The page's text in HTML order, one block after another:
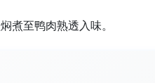
煮至鸭肉熟透入味。